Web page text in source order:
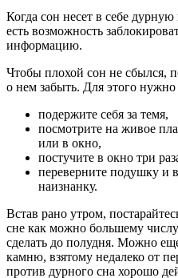
Когда сон несет в себе
есть возможность
информацию.
Чтобы плохой сон не сбылся,
о нем забыть. Для этого
подержите себя за темя,
посмотрите на живое
или в окно,
постучите в окно три
переверните подушку и
наизнанку.
Встав рано утром,
сне как можно большему
сделать до полудня. Можно
камню, взятому недалеко от
против дурного сна хорошо